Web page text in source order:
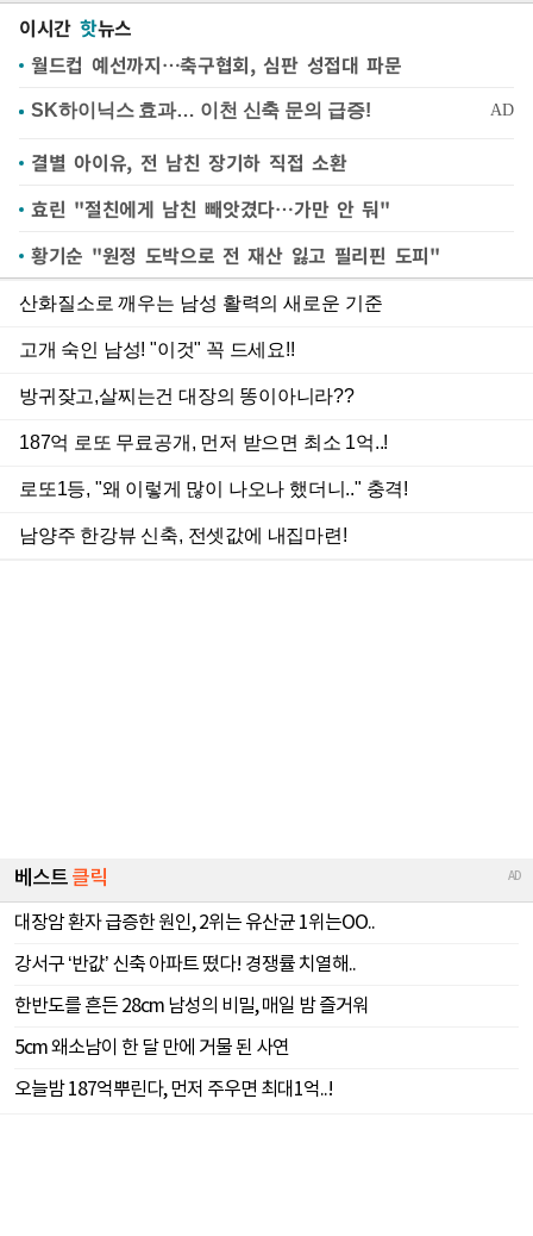
이시간 핫뉴스
월드컵 예선까지…축구협회, 심판 성접대 파문
결별 아이유, 전 남친 장기하 직접 소환
효린 "절친에게 남친 빼앗겼다…가만 안 둬"
황기순 "원정 도박으로 전 재산 잃고 필리핀 도피"